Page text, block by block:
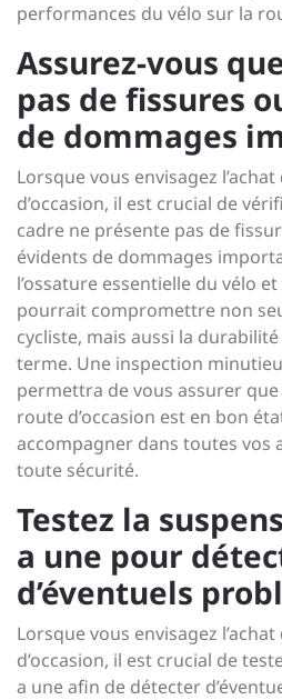
performances du vélo sur la
Assurez-vous
pas de fissures
de dommages
Lorsque vous envisagez
d’occasion, il est crucial de
cadre ne présente pas de
évidents de dommages
l’ossature essentielle du vélo
pourrait compromettre non
cycliste, mais aussi la
terme. Une inspection
permettra de vous assurer
route d’occasion est en bon
accompagner dans toutes vos
toute sécurité.
Testez la
a une pour
d’éventuels
Lorsque vous envisagez
d’occasion, il est crucial de
a une afin de détecter